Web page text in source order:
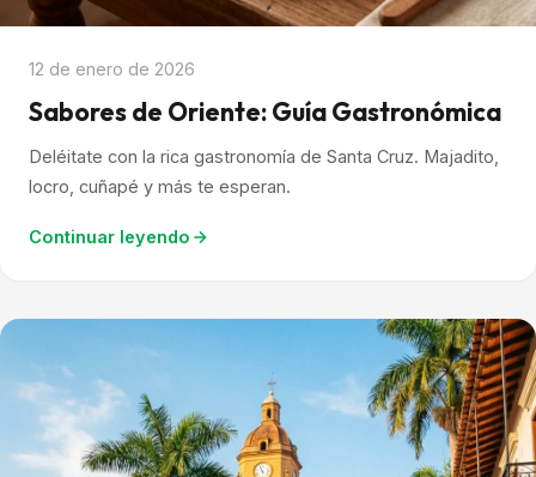
12 de enero de 2026
Sabores de Oriente: Guía Gastronómica
Deléitate con la rica gastronomía de Santa Cruz. Majadito,
locro, cuñapé y más te esperan.
Continuar leyendo